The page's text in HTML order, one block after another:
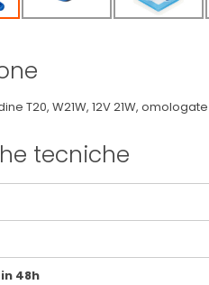
T20, W21W, 12V 21W,
tecniche
48h